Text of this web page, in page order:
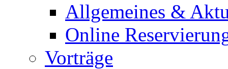
Allgemeines &
Online
Vorträge